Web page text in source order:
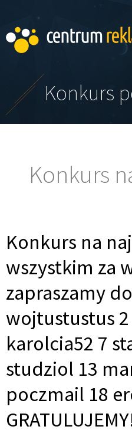
Konkurs
Konkurs
Konkurs na
wszystkim za
zapraszamy
wojtustustus
karolcia52 7
studziol 13
poczmail 18